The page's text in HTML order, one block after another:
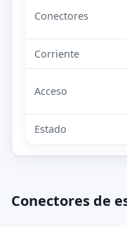
Conectores
Corriente
Acceso
Estado
Conectores de